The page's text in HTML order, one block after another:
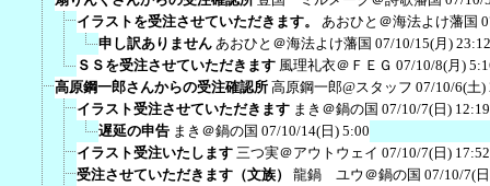
イラストを受注させていただきます。
あおひと＠海法よけ藩国
申し訳ありません あおひと＠海法よけ藩国 07/10/15(月) 23:12
ＳＳを受注させていただきます 風理礼衣＠ＦＥＧ 07/10/8(月)
高原鋼一郎さんからの受注確認所 高原鋼一郎@スタッフ 07/10/6(土)
イラスト受注させていただきます まき＠鍋の国 07/10/7(日) 12:19
遅延の申告 まき＠鍋の国 07/10/14(日) 5:00
イラスト受注いたします 三つ実＠アウトウェイ 07/10/7(日) 17:52
受注させていただきます（文族）
龍鍋 ユウ＠鍋の国 07/10/7(